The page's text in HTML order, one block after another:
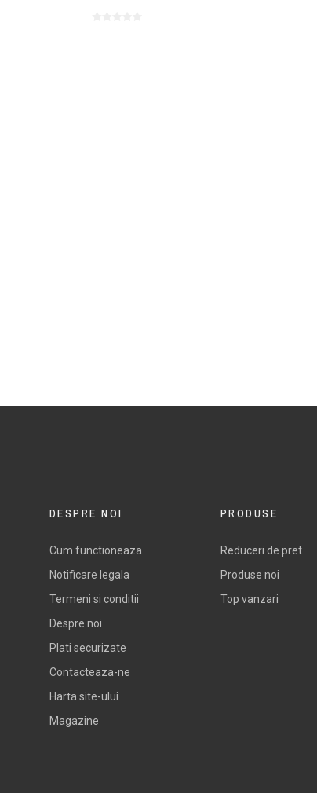
DESPRE NOI
Cum functioneaza
Notificare legala
Termeni si conditii
Despre noi
Plati securizate
Contacteaza-ne
Harta site-ului
Magazine
PRODUSE
Reduceri de pret
Produse noi
Top vanzari